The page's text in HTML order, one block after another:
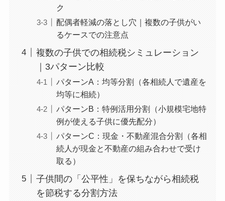
ク
配偶者軽減の落とし穴｜複数の子供がい
るケースでの注意点
複数の子供での相続税シミュレーション
｜3パターン比較
パターンA：均等分割（各相続人で遺産を
均等に相続）
パターンB：特例活用分割（小規模宅地特
例が使える子供に優先配分）
パターンC：現金・不動産混合分割（各相
続人が現金と不動産の組み合わせで受け
取る）
子供間の「公平性」を保ちながら相続税
を節税する分割方法